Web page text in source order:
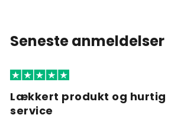
Seneste anmeldelser
Lækkert produkt og hurtig
service